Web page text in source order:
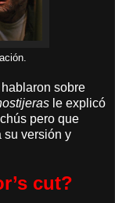
sobre
le explicó
pero que
su versión y
cut?